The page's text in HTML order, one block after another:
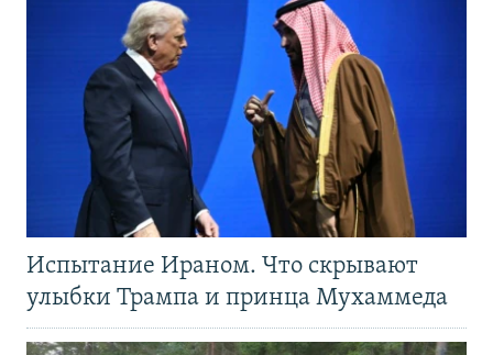
Испытание Ираном. Что скрывают
улыбки Трампа и принца Мухаммеда